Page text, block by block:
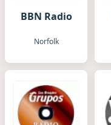
BBN Radio
Norfolk